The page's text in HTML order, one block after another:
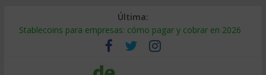
Última:
Stablecoins para empresas: cómo pagar y cobrar en 2026
Despido silencioso: qué es y por qué sale tan caro
IA en selección de personal: cómo auditarla a tiempo
Trabajo forzoso en la cadena de suministro: qué hacer